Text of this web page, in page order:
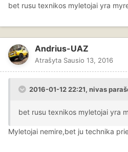
bet rusu texnikos myletojai yra
Andrius-UAZ
Atrašyta Sausio 13, 2016
2016-01-12 22:21, nivas
bet rusu texnikos myletojai yra
Myletojai nemire,bet ju technika